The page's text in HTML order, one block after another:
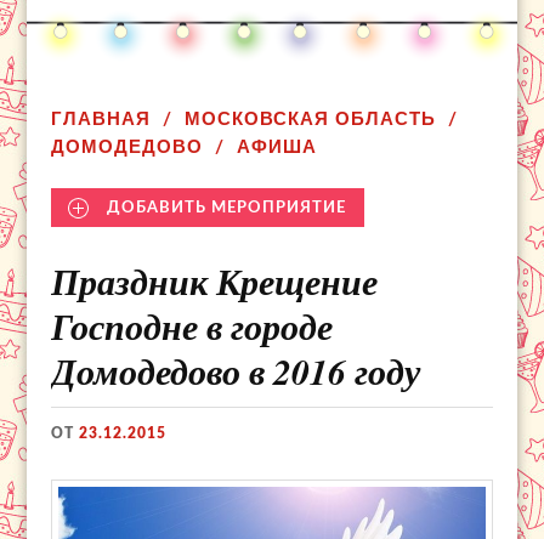
ГЛАВНАЯ
МОСКОВСКАЯ ОБЛАСТЬ
ДОМОДЕДОВО
АФИША
ДОБАВИТЬ МЕРОПРИЯТИЕ
Праздник Крещение
Господне в городе
Домодедово в 2016 году
ОТ23.12.2015